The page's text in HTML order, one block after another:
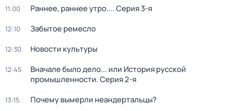
11:00 Раннее, раннее утро.... Серия 3-я
12:10 Забытое ремесло
12:30 Новости культуры
12:45
Вначале было дело... или История русской
промышленности. Серия 2-я
13:15 Почему вымерли неандертальцы?